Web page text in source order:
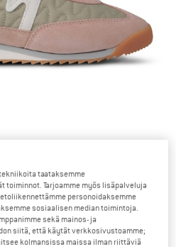
taataksemme
Tarjoamme myös lisäpalveluja
personoidaksemme
sosiaalisen median toimintoja.
sekä mainos- ja
siitä, että käytät verkkosivustoamme;
kolmansissa maissa ilman riittäviä